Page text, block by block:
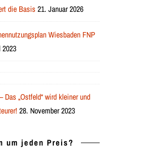
die Basis 21. Januar 2026
Wiesbaden FNP
Das „Ostfeld“ wird kleiner und
28. November 2023
um jeden Preis?